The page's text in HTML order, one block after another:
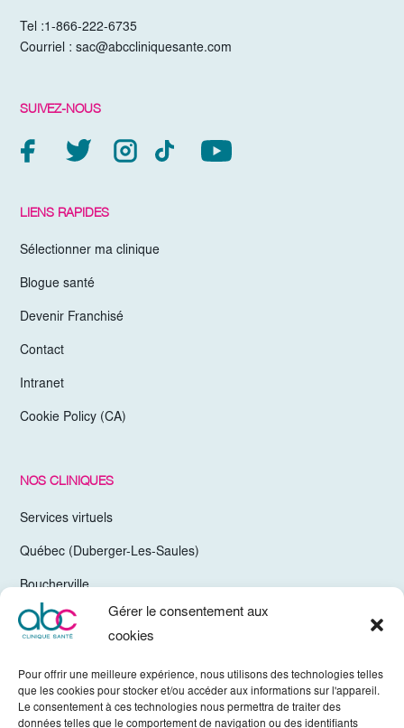
Gérer le consentement aux
cookies
Pour offrir une meilleure expérience, nous utilisons des technologies telles
que les cookies pour stocker et/ou accéder aux informations sur l'appareil.
Le consentement à ces technologies nous permettra de traiter des
données telles que le comportement de navigation ou des identifiants
Tel :1-866-222-6735
Courriel :sac@abccliniquesante.com
SUIVEZ-NOUS
LIENS RAPIDES
Sélectionner ma clinique
Blogue santé
Devenir Franchisé
Contact
Intranet
Cookie Policy (CA)
NOS CLINIQUES
Services virtuels
Québec (Duberger-Les-Saules)
Boucherville
Trois-Rivières
Valleyfield
Mirabel